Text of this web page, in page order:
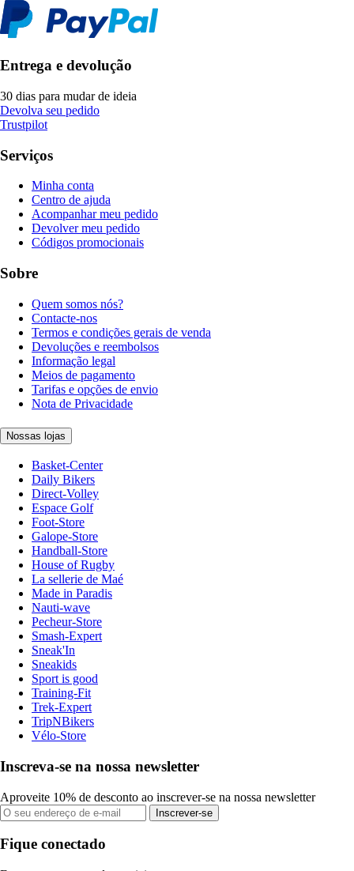
Entrega e devolução
30 dias para mudar de ideia
Devolva seu pedido
Trustpilot
Serviços
Minha conta
Centro de ajuda
Acompanhar meu pedido
Devolver meu pedido
Códigos promocionais
Sobre
Quem somos nós?
Contacte-nos
Termos e condições gerais de venda
Devoluções e reembolsos
Informação legal
Meios de pagamento
Tarifas e opções de envio
Nota de Privacidade
Nossas lojas
Basket-Center
Daily Bikers
Direct-Volley
Espace Golf
Foot-Store
Galope-Store
Handball-Store
House of Rugby
La sellerie de Maé
Made in Paradis
Nauti-wave
Pecheur-Store
Smash-Expert
Sneak'In
Sneakids
Sport is good
Training-Fit
Trek-Expert
TripNBikers
Vélo-Store
Inscreva-se na nossa newsletter
Aproveite 10% de desconto ao inscrever-se na nossa newsletter
Inscrever-se
Fique conectado